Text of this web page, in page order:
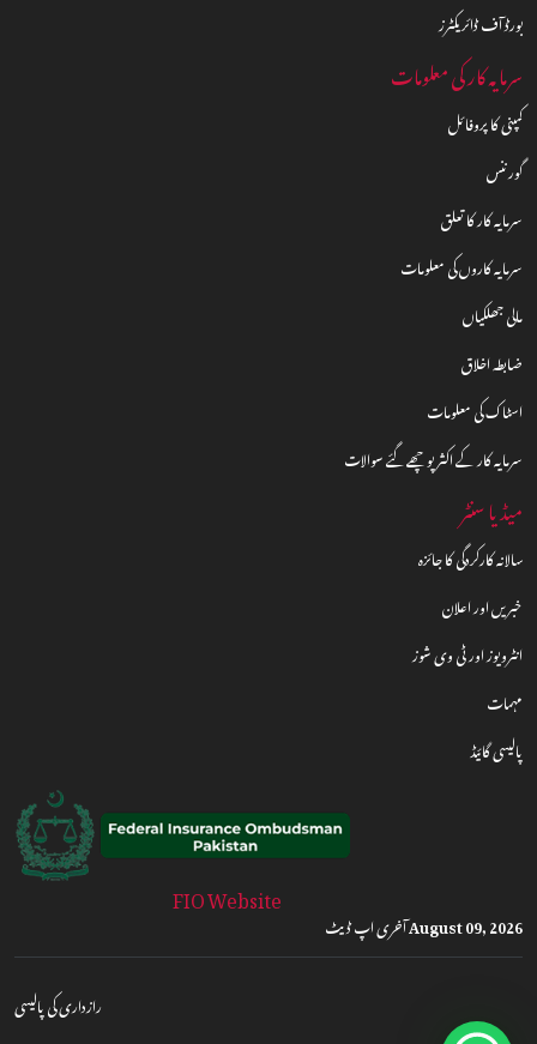
بورڈ آف ڈائریکٹرز
سرمایہ کار کی معلومات
کمپنی کا پروفائل
گورننس
سرمایہ کار کا تعلق
سرمایہ کاروں کی معلومات
مالی جھلکیاں
ضابطہ اخلاق
اسٹاک کی معلومات
سرمایہ کار کے اکثر پوچھے گئے سوالات
میڈیا سنٹر
سالانہ کارکردگی کا جائزہ
خبریں اور اعلان
انٹرویوز اور ٹی وی شوز
مہمات
پالیسی گائیڈ
FIO Website
آخری اپ ڈیٹAugust 09, 2026
رازداری کی پالیسی